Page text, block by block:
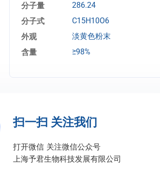
分子量 286.24
分子式 C15H10O6
外观 淡黄色粉末
含量 ≥98%
扫一扫 关注我们
打开微信 关注微信公众号
上海予君生物科技发展有限公司